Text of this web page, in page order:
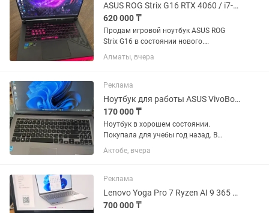
ASUS ROG Strix G16 RTX 4060 / i7-13650HX / 16GB / 1TB / 2K 240Hz
620 000 ₸
Продам игровой ноутбук ASUS ROG
Strix G16 в состоянии нового.
Покупался для личного пользования,
использовался очень редко , большую
Полностью исправен. Без...
Алматы, вчера
Реклама
Ноутбук для работы ASUS VivoBook 15 Core 13-1115G4 8GB 256GB
170 000 ₸
Ноутбук в хорошем состоянии.
Покупала для учебы год назад. В
комплекте чехол и зарядное
устройство. Нет торга❌ Ноутбук ASUS
Готов к пользованию • Все
программы...
Актобе, вчера
Реклама
Lenovo Yoga Pro 7 Ryzen AI 9 365 / 32GB / 1TB / Состояние нового
700 000 ₸